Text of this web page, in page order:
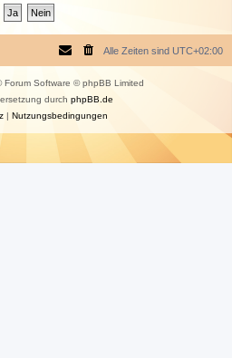
Alle Zeiten sind UTC+02:00
Forum Software © phpBB Limited
durch phpBB.de
| Nutzungsbedingungen